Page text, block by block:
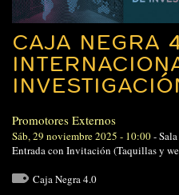
CAJA NEGRA
Promotores Externos
Sáb, 29 noviembre 2025 - 10:00-
Entrada con Invitación (Taquillas y
Caja Negra 4.0